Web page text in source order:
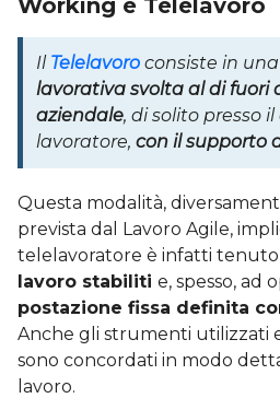
Il Telelavoro consiste in una
lavorativa svolta al di fuori
aziendale, di solito presso
lavoratore, con il supporto
Questa modalità,
prevista dal Lavoro Agile,
telelavoratore è infatti tenuto
lavoro stabiliti e, spesso, ad
postazione fissa definita
Anche gli strumenti utilizzati
sono concordati in modo
lavoro.